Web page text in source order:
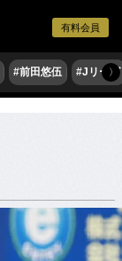
有料会員
#前田悠伍 #Jリーグ
〉